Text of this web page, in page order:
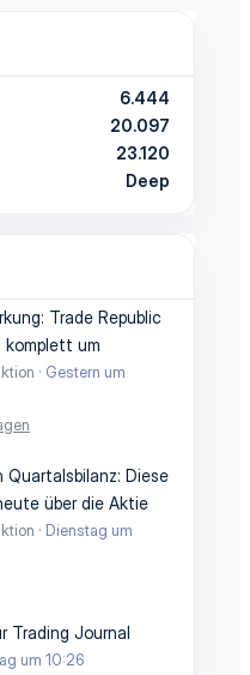
t
6.444
20.097
23.120
Deep
Trade Republic
komplett um
Gestern um
Quartalsbilanz: Diese
über die Aktie
Dienstag um
Trading Journal
um 10:26